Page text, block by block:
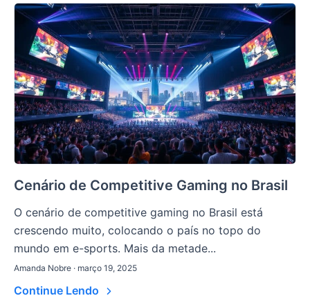
Cenário de Competitive Gaming no Brasil
O cenário de competitive gaming no Brasil está
crescendo muito, colocando o país no topo do
mundo em e-sports. Mais da metade...
Amanda Nobre · março 19, 2025
Continue Lendo